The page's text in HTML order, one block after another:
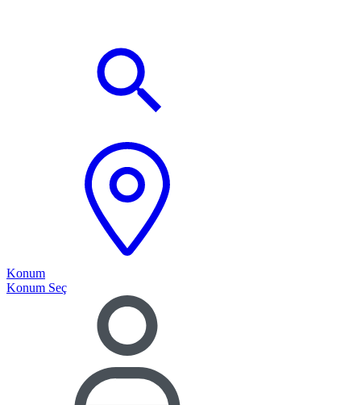
Konum
Konum Seç